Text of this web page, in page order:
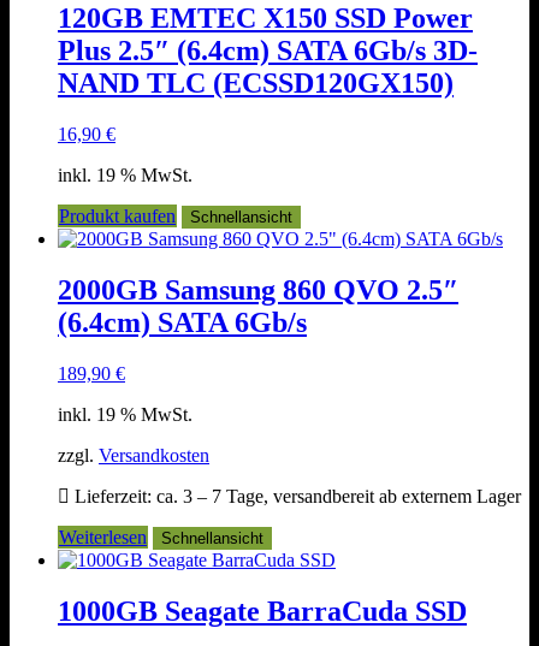
120GB EMTEC X150 SSD Power
Plus 2.5″ (6.4cm) SATA 6Gb/s 3D-
NAND TLC (ECSSD120GX150)
16,90 €
inkl. 19 % MwSt.
Produkt kaufen
Schnellansicht
2000GB Samsung 860 QVO 2.5″
(6.4cm) SATA 6Gb/s
189,90 €
inkl. 19 % MwSt.
zzgl. Versandkosten
Lieferzeit: ca. 3 – 7 Tage, versandbereit ab externem Lager
Weiterlesen
Schnellansicht
1000GB Seagate BarraCuda SSD